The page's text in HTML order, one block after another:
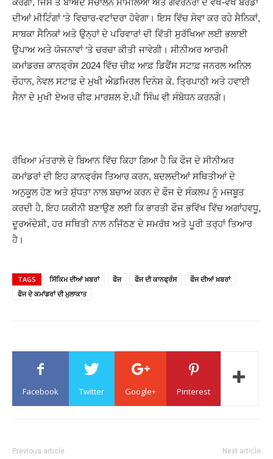
ਦੀਆਂ ਮੀਟਿੰਗਾਂ ‘ਤੇ ਵਿਚਾਰ-ਵਟਾਂਦਰਾ ਹੋਵੇਗਾ। ਇਸ ਵਿੱਚ ਸੇਵਾ ਕਰ ਰਹੇ ਸੈਨਿਕਾਂ,
ਸਾਬਕਾ ਸੈਨਿਕਾਂ ਅਤੇ ਉਨ੍ਹਾਂ ਦੇ ਪਰਿਵਾਰਾਂ ਦੀ ਵਿੱਤੀ ਸੁਰੱਖਿਆ ਲਈ ਭਲਾਈ
ਉਪਾਅ ਅਤੇ ਯੋਜਨਾਵਾਂ ‘ਤੇ ਚਰਚਾ ਕੀਤੀ ਜਾਵੇਗੀ। ਸੀਨੀਅਰ ਆਰਮੀ
ਕਮਾਂਡਰਜ਼ ਕਾਨਫ੍ਰੰਸ 2024 ਵਿੱਚ ਚੀਫ਼ ਆਫ਼ ਡਿਫੈਂਸ ਸਟਾਫ਼ ਜਨਰਲ ਅਨਿਲ
ਚੌਹਾਨ, ਨੇਵਲ ਸਟਾਫ਼ ਦੇ ਮੁਖੀ ਐਡਮਿਰਲ ਦਿਨੇਸ਼ ਕੇ. ਤ੍ਰਿਪਾਠੀ ਅਤੇ ਹਵਾਈ
ਸੈਨਾ ਦੇ ਮੁਖੀ ਏਅਰ ਚੀਫ ਮਾਰਸ਼ਲ ਏ.ਪੀ ਸਿੰਘ ਵੀ ਸੰਬੋਧਨ ਕਰਨਗੇ।
ਰੱਖਿਆ ਮੰਤਰਾਲੇ ਦੇ ਬਿਆਨ ਵਿੱਚ ਕਿਹਾ ਗਿਆ ਹੈ ਕਿ ਫੌਜ ਦੇ ਸੀਨੀਅਰ
ਕਮਾਂਡਰਾਂ ਦੀ ਇਹ ਕਾਨਫ੍ਰੰਸ ਤਿਆਰ ਕਰਨ, ਬਦਲਦੀਆਂ ਸਥਿਤੀਆਂ ਦੇ
ਅਨੁਕੂਲ ਹੋਣ ਅਤੇ ਸ਼ੁੱਧਤਾ ਨਾਲ ਬਚਾਅ ਕਰਨ ਦੇ ਫੌਜ ਦੇ ਸੰਕਲਪ ਨੂੰ ਮਜਬੂਤ ​​
ਕਰਦੀ ਹੈ, ਇਹ ਯਕੀਨੀ ਬਣਾਉਣ ਲਈ ਕਿ ਭਾਰਤੀ ਫੌਜ ਭਵਿੱਖ ਵਿੱਚ ਅਗਾਂਹਵਧੂ,
ਦੂਰਅੰਦੇਸ਼ੀ, ਹਰ ਸਥਿਤੀ ਨਾਲ ਨਜਿੱਠਣ ਦੇ ਸਮਰੱਥ ਅਤੇ ਪੂਰੀ ਤਰ੍ਹਾਂ ਤਿਆਰ
ਹੈ।
TAGS ਸਿੱਕਿਮ ਦੀਆਂ ਖ਼ਬਰਾਂ ਫੌਜ ਫੌਜ ਦੀ ਕਾਨਫ੍ਰੰਸ
ਫੌਜ ਦੀਆਂ ਖ਼ਬਰਾਂ
ਫੌਜ ਦੇ ਕਮਾਂਡਰਾਂ ਦੀ ਮੁਲਾਕਾਤ
Facebook Twitter Google+ Pinterest
Previous article Next article